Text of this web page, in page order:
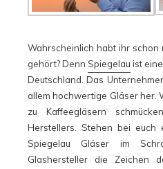
Wahrscheinlich habt ihr schon
gehört? Denn Spiegelau ist
Deutschland. Das
allem hochwertige Gläser her.
zu Kaffeegläsern
Herstellers. Stehen bei
Spiegelau Gläser im
Glashersteller die Zeichen